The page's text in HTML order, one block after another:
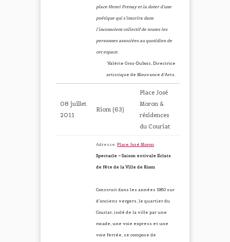
place Henri Frenay et la doter d’une
poétique qui s’inscrira dans
l’inconscient collectif de toutes les
personnes associées au quotidien de
cet espace.
Valérie Gros-Dubois, Directrice
artistique de Mouvance d’Arts.
08 juillet
2011
Riom (63)
Place José
Moron &
résidences
du Couriat
Adresse: Place José Moron.
Spectacle – Saison estivale Eclats
de fête de la Ville de Riom
Construit dans les années 1980 sur
d’anciens vergers, le quartier du
Couriat, isolé de la ville par une
rocade, une voie express et une
voie ferrée, se compose de